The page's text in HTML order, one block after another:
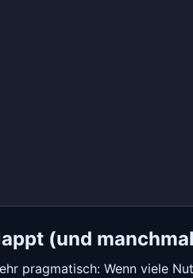
(und
pragmatisch: Wenn viele